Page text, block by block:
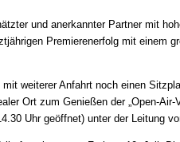
und anerkannter Partner mit
Premierenerfolg mit einem
weiterer Anfahrt noch einen
Ort zum Genießen der „Open-
Uhr geöffnet) unter der Leitung